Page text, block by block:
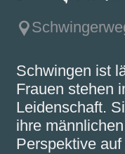
Schwingen ist
Frauen stehen
Leidenschaft.
ihre
Perspektive